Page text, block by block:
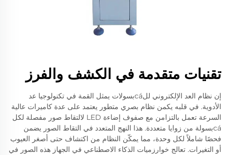
تقنيات متقدمة في الكشف والفرز
إن نظام العد الإلكتروني للcáبسولات يمثل القمة في تكنولوجيا عد
الأدوية. في قلبه يكمن نظام بصري متطور يعتمد على عدة كاميرات عالية
السرعة تعمل بالتزامن مع صفوف إضاءة LED لالتقاط صور مفصلة لكل
cáبسولة من زوايا متعددة. هذا النهج المتعدد في التقاط الصور يضمن
فحصًا شاملاً لكل وحدة، مما يمكّن النظام من اكتشاف حتى أصغر العيوب
أو التغيرات. تعالج خوارزميات الذكاء الاصطناعي في الجهاز هذه الصور في